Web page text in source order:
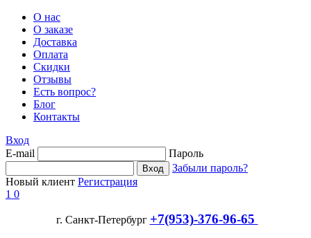
О нас
О заказе
Доставка
Оплата
Скидки
Отзывы
Есть вопрос?
Блог
Контакты
Вход
E-mail
Пароль
Забыли пароль?
Новый клиент Регистрация
1 0
г. Санкт-Петербург +7(953)-376-96-65